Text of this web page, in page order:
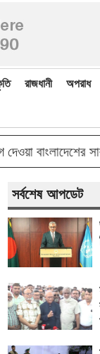
রাজধানী অপরাধ
সর্বশেষ আপডেট